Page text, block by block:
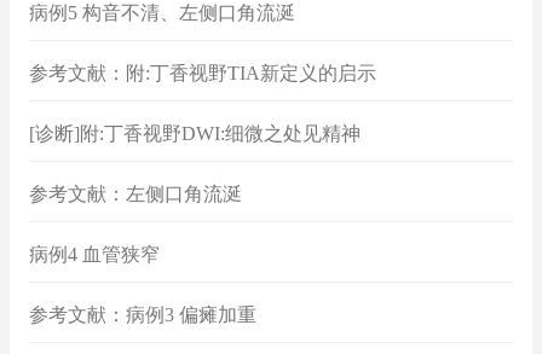
病例5 构音不清、左侧口角流涎
参考文献：附:丁香视野TIA新定义的启示
[诊断]附:丁香视野DWI:细微之处见精神
参考文献：左侧口角流涎
病例4 血管狭窄
参考文献：病例3 偏瘫加重